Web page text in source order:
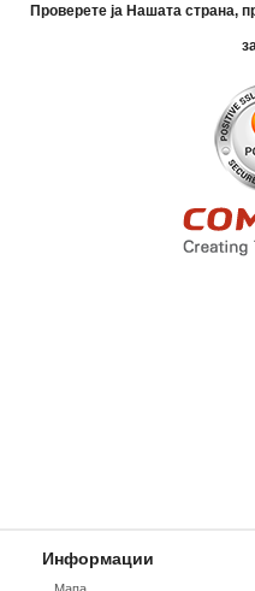
Проверете ја Нашата страна,
Информации